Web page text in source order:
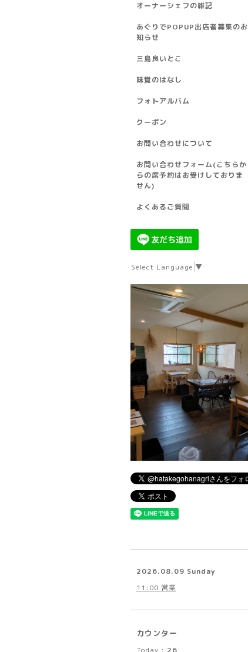
オーナーシェフの雑記
あぐりでPOPUP出店者募集のお
知らせ
三島良いとこ
味覚のはなし
フォトアルバム
クーポン
お問い合わせについて
お問い合わせフォーム(こちらか
らの席予約はお受けしておりま
せん)
よくあるご質問
Select Language ▼
2026.08.09 Sunday
11:00 営業
カウンター
Today : 26